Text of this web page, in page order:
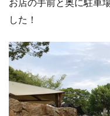
お店の手前と奥に駐車
した！